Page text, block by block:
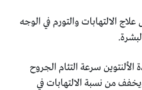
علاج الالتهابات والتورم في الوجه
سرعة التئام الجروح
من نسبة الالتهابات في